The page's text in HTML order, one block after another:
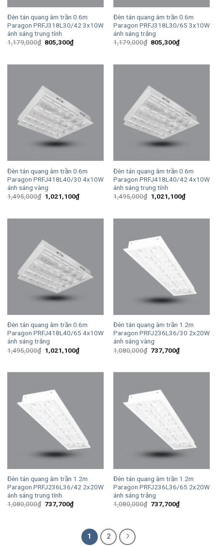
Đèn tán quang âm trần 0.6m
Paragon PRFJ318L30/42 3x10W
ánh sáng trung tính
1,179,000₫ Giá
805,300₫Giá
hiện
805,300₫.
Đèn tán quang âm trần 0.6m
Paragon PRFJ318L30/65 3x10W
ánh sáng trắng
1,179,000₫ Giá
805,300₫Giá
hiện
805,300₫.
Đèn tán quang âm trần 0.6m
Paragon PRFJ418L40/30 4x10W
ánh sáng vàng
1,495,000₫ Giá
gốc
1,021,100₫Giá
hiện
1,021,100₫.
Đèn tán quang âm trần 0.6m
Paragon PRFJ418L40/42 4x10W
ánh sáng trung tính
1,495,000₫ Giá
gốc
1,021,100₫Giá
hiện
Đèn tán quang âm trần 0.6m
Paragon PRFJ418L40/65 4x10W
ánh sáng trắng
1,495,000₫ Giá
gốc
1,021,100₫Giá
hiện
Đèn tán quang âm trần 1.2m
Paragon PRFJ236L36/30 2x20W
ánh sáng vàng
1,080,000₫ Giá
737,700₫Giá
hiện
Đèn tán quang âm trần 1.2m
Paragon PRFJ236L36/42 2x20W
ánh sáng trung tính
1,080,000₫ Giá
737,700₫Giá
hiện
737,700₫.
Đèn tán quang âm trần 1.2m
Paragon PRFJ236L36/65 2x20W
ánh sáng trắng
1,080,000₫ Giá
737,700₫Giá
hiện
1 2